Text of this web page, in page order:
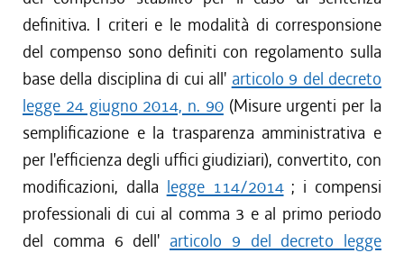
definitiva. I criteri e le modalità di corresponsione
del compenso sono definiti con regolamento sulla
base della disciplina di cui all' articolo 9 del decreto
legge 24 giugno 2014, n. 90(Misure urgenti per la
semplificazione e la trasparenza amministrativa e
per l'efficienza degli uffici giudiziari), convertito, con
modificazioni, dalla legge 114/2014; i compensi
professionali di cui al comma 3 e al primo periodo
del comma 6 dell' articolo 9 del decreto legge